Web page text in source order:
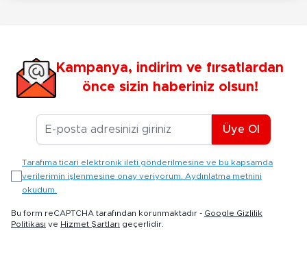
Kampanya, indirim ve fırsatlardan
önce sizin haberiniz olsun!
E-posta Adresiniz
Üye Ol
Tarafıma ticari elektronik ileti gönderilmesine ve bu kapsamda
verilerimin işlenmesine onay veriyorum. Aydınlatma metnini
okudum.
Bu form reCAPTCHA tarafından korunmaktadır - Google Gizlilik
Politikası ve Hizmet Şartları geçerlidir.